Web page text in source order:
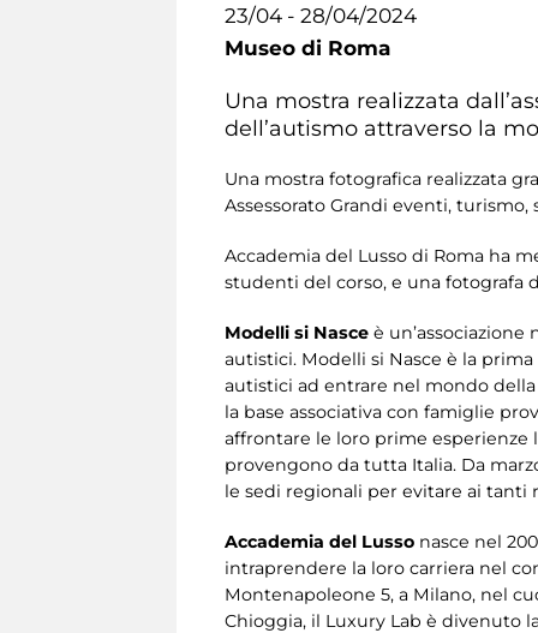
23/04 - 28/04/2024
Museo di Roma
Una mostra realizzata
dell’autismo attraverso la
Una mostra fotografica realizzata
Assessorato Grandi eventi, turismo,
Accademia del Lusso di Roma ha
studenti del corso, e una fotografa
Modelli si Nasce è
autistici. Modelli si Nasce è la
autistici ad entrare nel mondo
la base associativa con famiglie
affrontare le loro prime esperienze
provengono da tutta Italia. Da
le sedi regionali per evitare ai tanti
Accademia del Lusso nasce nel
intraprendere la loro carriera nel
Montenapoleone 5, a Milano, nel
Chioggia, il Luxury Lab è divenuto